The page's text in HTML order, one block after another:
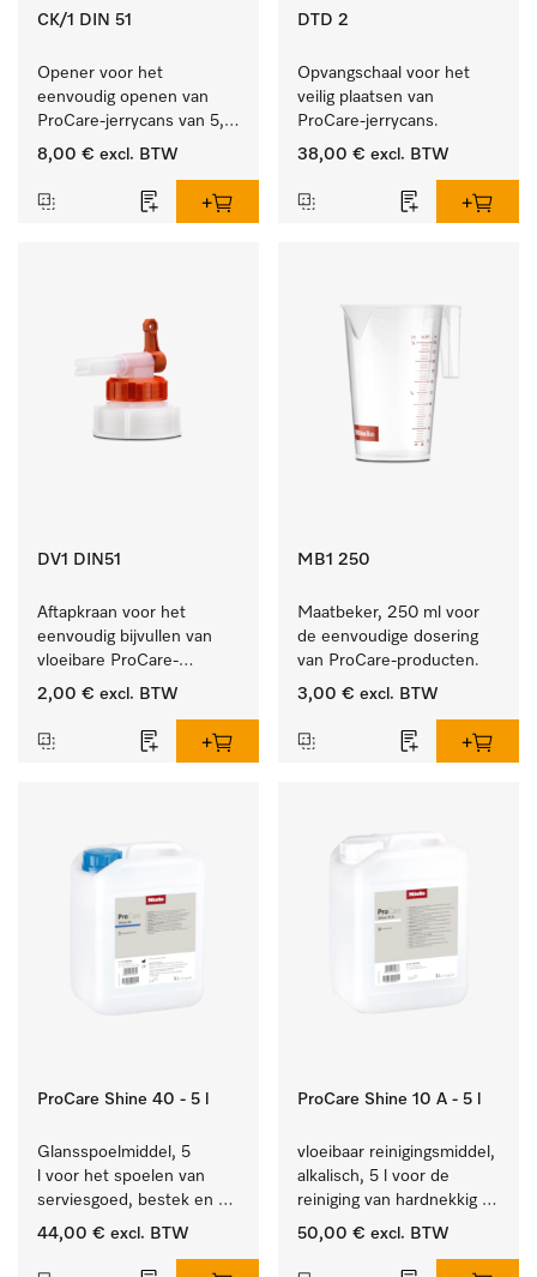
CK/1 DIN 51
Opener voor het
eenvoudig openen van
ProCare-jerrycans van 5,
10 en 20 l.
8,00 € excl. BTW
DTD 2
Opvangschaal voor het
veilig plaatsen van
ProCare-jerrycans.
38,00 € excl. BTW
DV1 DIN51
Aftapkraan voor het
eenvoudig bijvullen van
vloeibare ProCare-
producten.
2,00 € excl. BTW
MB1 250
Maatbeker, 250 ml voor
de eenvoudige dosering
van ProCare-producten.
3,00 € excl. BTW
ProCare Shine 40 - 5 l
Glansspoelmiddel, 5
l voor het spoelen van
serviesgoed, bestek en
ideaal voor glazen.
44,00 € excl. BTW
ProCare Shine 10 A - 5 l
vloeibaar reinigingsmiddel,
alkalisch, 5 l voor de
reiniging van hardnekkig
vuil op serviesgoed,
50,00 € excl. BTW